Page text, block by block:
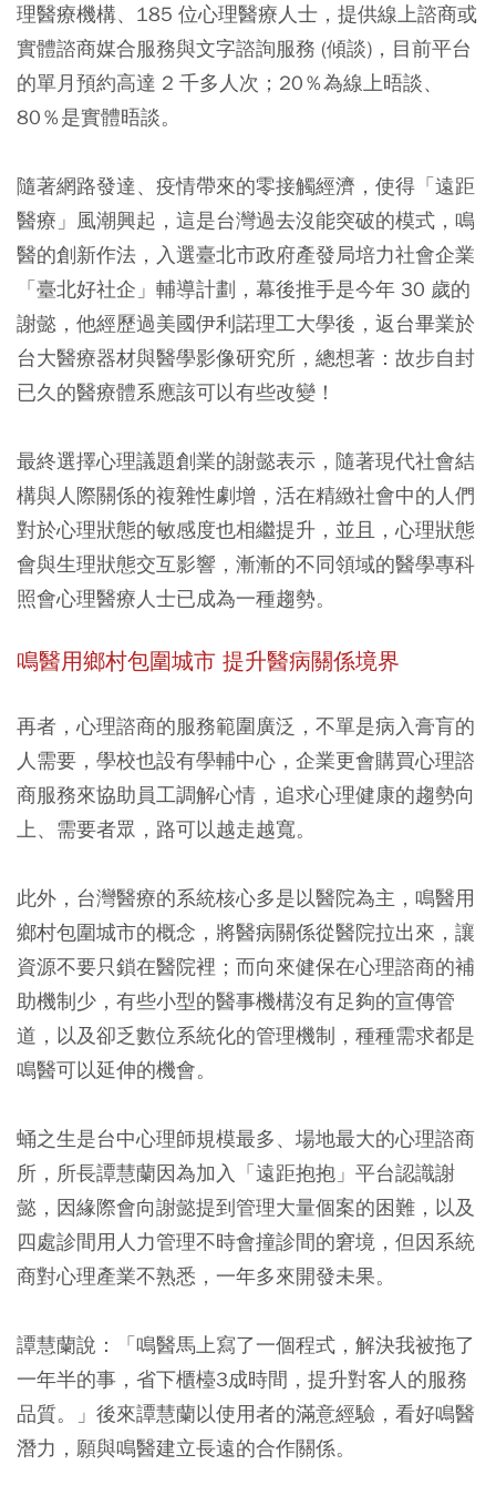
理醫療機構、185 位心理醫療人士，提供線上諮商或
實體諮商媒合服務與文字諮詢服務 (傾談)，目前平台
的單月預約高達 2 千多人次；20％為線上晤談、
80％是實體晤談。
隨著網路發達、疫情帶來的零接觸經濟，使得「遠距
醫療」風潮興起，這是台灣過去沒能突破的模式，鳴
醫的創新作法，入選臺北市政府產發局培力社會企業
「臺北好社企」輔導計劃，幕後推手是今年 30 歲的
謝懿，他經歷過美國伊利諾理工大學後，返台畢業於
台大醫療器材與醫學影像研究所，總想著：故步自封
已久的醫療體系應該可以有些改變！
最終選擇心理議題創業的謝懿表示，隨著現代社會結
構與人際關係的複雜性劇增，活在精緻社會中的人們
對於心理狀態的敏感度也相繼提升，並且，心理狀態
會與生理狀態交互影響，漸漸的不同領域的醫學專科
照會心理醫療人士已成為一種趨勢。
鳴醫用鄉村包圍城市 提升醫病關係境界
再者，心理諮商的服務範圍廣泛，不單是病入膏肓的
人需要，學校也設有學輔中心，企業更會購買心理諮
商服務來協助員工調解心情，追求心理健康的趨勢向
上、需要者眾，路可以越走越寬。
此外，台灣醫療的系統核心多是以醫院為主，鳴醫用
鄉村包圍城市的概念，將醫病關係從醫院拉出來，讓
資源不要只鎖在醫院裡；而向來健保在心理諮商的補
助機制少，有些小型的醫事機構沒有足夠的宣傳管
道，以及卻乏數位系統化的管理機制，種種需求都是
鳴醫可以延伸的機會。
蛹之生是台中心理師規模最多、場地最大的心理諮商
所，所長譚慧蘭因為加入「遠距抱抱」平台認識謝
懿，因緣際會向謝懿提到管理大量個案的困難，以及
四處診間用人力管理不時會撞診間的窘境，但因系統
商對心理產業不熟悉，一年多來開發未果。
譚慧蘭說：「鳴醫馬上寫了一個程式，解決我被拖了
一年半的事，省下櫃檯3成時間，提升對客人的服務
品質。」後來譚慧蘭以使用者的滿意經驗，看好鳴醫
潛力，願與鳴醫建立長遠的合作關係。